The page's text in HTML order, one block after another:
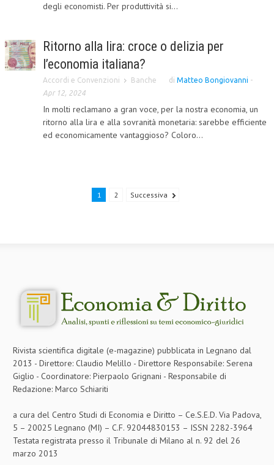
degli economisti. Per produttività si...
Ritorno alla lira: croce o delizia per
l’economia italiana?
Accordi e Convenzioni Banche di Matteo Bongiovanni -
Apr 12, 2024
In molti reclamano a gran voce, per la nostra economia, un
ritorno alla lira e alla sovranità monetaria: sarebbe efficiente
ed economicamente vantaggioso? Coloro...
1 2 Successiva
Rivista scientifica digitale (e-magazine) pubblicata in Legnano dal
2013 - Direttore: Claudio Melillo - Direttore Responsabile: Serena
Giglio - Coordinatore: Pierpaolo Grignani - Responsabile di
Redazione: Marco Schiariti
a cura del Centro Studi di Economia e Diritto – Ce.S.E.D. Via Padova,
5 – 20025 Legnano (MI) – C.F. 92044830153 – ISSN 2282-3964
Testata registrata presso il Tribunale di Milano al n. 92 del 26
marzo 2013